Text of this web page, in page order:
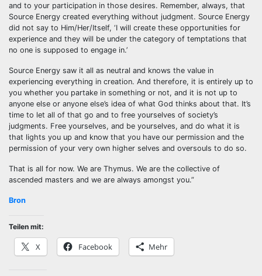
and to your participation in those desires. Remember, always, that
Source Energy created everything without judgment. Source Energy
did not say to Him/Her/Itself, ‘I will create these opportunities for
experience and they will be under the category of temptations that
no one is supposed to engage in.’
Source Energy saw it all as neutral and knows the value in
experiencing everything in creation. And therefore, it is entirely up to
you whether you partake in something or not, and it is not up to
anyone else or anyone else’s idea of what God thinks about that. It’s
time to let all of that go and to free yourselves of society’s
judgments. Free yourselves, and be yourselves, and do what it is
that lights you up and know that you have our permission and the
permission of your very own higher selves and oversouls to do so.
That is all for now. We are Thymus. We are the collective of
ascended masters and we are always amongst you.”
Bron
Teilen mit:
X Facebook Mehr